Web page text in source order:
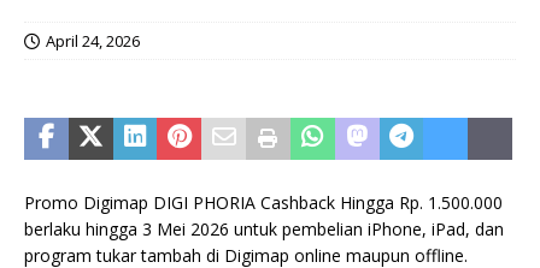
April 24, 2026
Promo Digimap DIGI PHORIA Cashback Hingga Rp. 1.500.000
berlaku hingga 3 Mei 2026 untuk pembelian iPhone, iPad, dan
program tukar tambah di Digimap online maupun offline.